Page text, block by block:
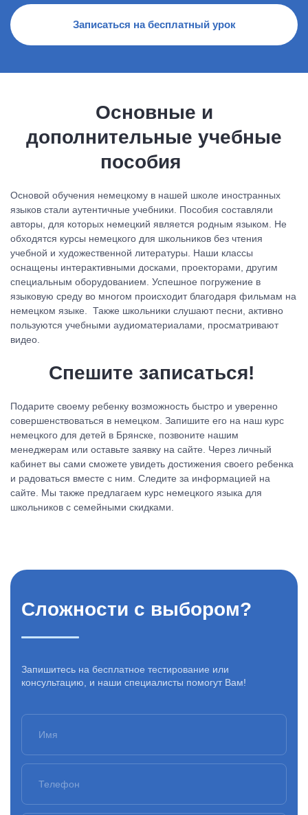
Записаться на бесплатный урок
Основные и
дополнительные учебные
пособия
Основой обучения немецкому в нашей школе иностранных
языков стали аутентичные учебники. Пособия составляли
авторы, для которых немецкий является родным языком. Не
обходятся курсы немецкого для школьников без чтения
учебной и художественной литературы. Наши классы
оснащены интерактивными досками, проекторами, другим
специальным оборудованием. Успешное погружение в
языковую среду во многом происходит благодаря фильмам на
немецком языке. Также школьники слушают песни, активно
пользуются учебными аудиоматериалами, просматривают
видео.
Спешите записаться!
Подарите своему ребенку возможность быстро и уверенно
совершенствоваться в немецком. Запишите его на наш курс
немецкого для детей в Брянске, позвоните нашим
менеджерам или оставьте заявку на сайте. Через личный
кабинет вы сами сможете увидеть достижения своего ребенка
и радоваться вместе с ним. Следите за информацией на
сайте. Мы также предлагаем курс немецкого языка для
школьников с семейными скидками.
Сложности с выбором?
Запишитесь на бесплатное тестирование или
консультацию, и наши специалисты помогут Вам!